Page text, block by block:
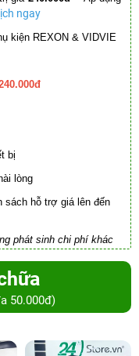
ngay
kiện REXON & VIDVIE
bị
lòng
sách hỗ trợ giá lên đến
phát sinh chi phí khác
50.000đ)